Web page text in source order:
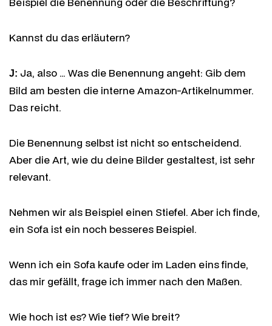
Kannst du das erläutern?
J: Ja, also … Was die Benennung angeht: Gib dem
Bild am besten die interne Amazon-Artikelnummer.
Das reicht.
Die Benennung selbst ist nicht so entscheidend.
Aber die Art, wie du deine Bilder gestaltest, ist sehr
relevant.
Nehmen wir als Beispiel einen Stiefel. Aber ich finde,
ein Sofa ist ein noch besseres Beispiel.
Wenn ich ein Sofa kaufe oder im Laden eins finde,
das mir gefällt, frage ich immer nach den Maßen.
Wie hoch ist es? Wie tief? Wie breit?